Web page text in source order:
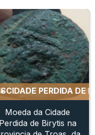
GUERREIRO
PERDIDA DE
Moeda da Cidade
Perdida de Birytis na